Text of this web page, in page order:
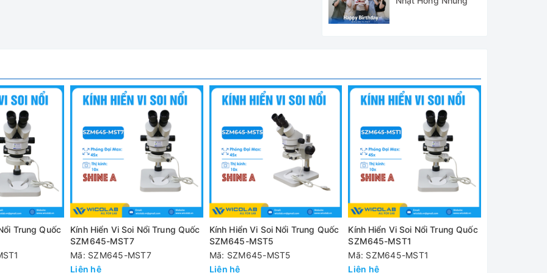
phủ chống phản xạ ánh sáng, chống bụi chống ẩm, chống rung có
đảm bảo được độ bền và chất lượng hình ảnh
động trượt theo rãnh lên xuống
đĩa để vật quan sát, và 2 kẹp mẫu.
mềm phân tích
Trung Quốc
Kính Hiển Vi Soi Nổi Trung Quốc
SZM645-MST7
Mã: SZM645-MST7
Liên hệ
Kính Hiển Vi Soi Nổi Trung Quốc
SZM645-MST5
Mã: SZM645-MST5
Liên hệ
Kính Hiển Vi Soi Nổi Trung Quốc
SZM645-MST1
Mã: SZM645-MST1
Liên hệ